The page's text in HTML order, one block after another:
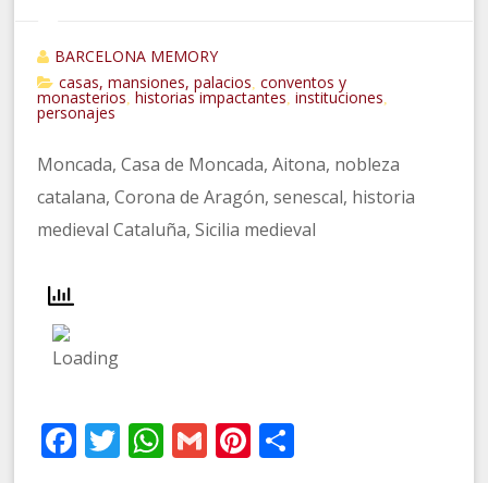
BARCELONA MEMORY
casas, mansiones, palacios
,conventos y
monasterios historias impactantes ,instituciones
personajes
Moncada, Casa de Moncada, Aitona, nobleza
catalana, Corona de Aragón, senescal, historia
medieval Cataluña, Sicilia medieval
Facebook
Twitter
WhatsApp
GmailPinterest